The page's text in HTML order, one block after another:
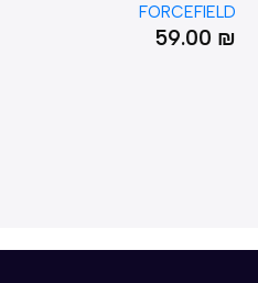
PREVENTER
FORCEFIELD
59.00